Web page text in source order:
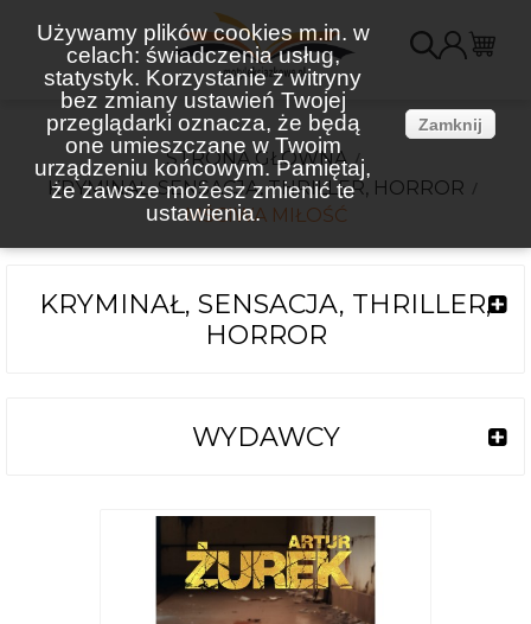
Używamy plików cookies m.in. w
celach: świadczenia usług,
statystyk. Korzystanie z witryny
bez zmiany ustawień Twojej
przeglądarki oznacza, że będą
one umieszczane w Twoim
urządzeniu końcowym. Pamiętaj,
że zawsze możesz zmienić te
ustawienia.
Zamknij
STRONA GŁÓWNA
KRYMINAŁ, SENSACJA, THRILLER, HORROR
MŚCIWA MIŁOŚĆ
KRYMINAŁ, SENSACJA, THRILLER,
HORROR
WYDAWCY